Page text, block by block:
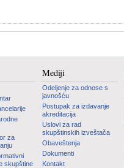
za
skupštine
Mediji
Odeljenje za odnose s
javnošću
Postupak za izdavanje
akreditacija
Uslovi za rad
skupštinskih izveštača
Obaveštenja
Dokumenti
Kontakt